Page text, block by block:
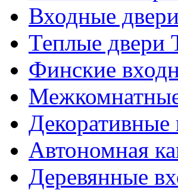
Входные
Теплые двери
Финские
Декоративные
Автономная
Деревянные